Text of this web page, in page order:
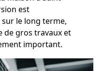
est
le long terme,
de gros travaux et
important.